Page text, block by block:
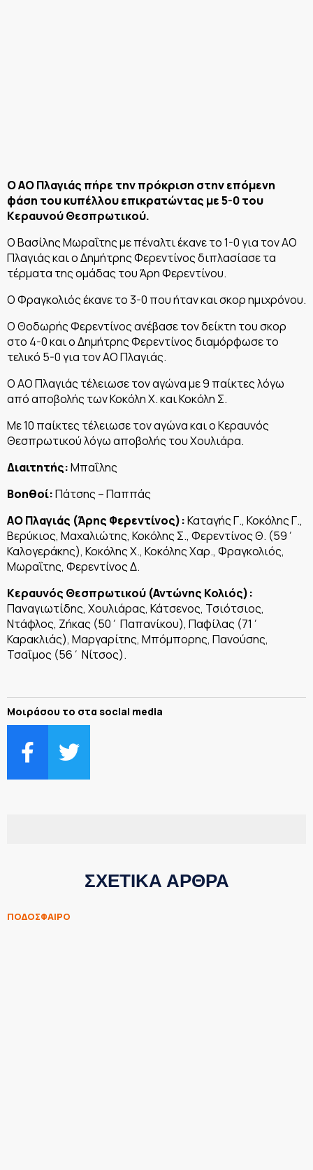
Ο ΑΟ Πλαγιάς πήρε την πρόκριση στην επόμενη
φάση του κυπέλλου επικρατώντας με 5-0 του
Κεραυνού Θεσπρωτικού.
Ο Βασίλης Μωραΐτης με πέναλτι έκανε το 1-0 για τον ΑΟ
Πλαγιάς και ο Δημήτρης Φερεντίνος διπλασίασε τα
τέρματα της ομάδας του Άρη Φερεντίνου.
Ο Φραγκολιός έκανε το 3-0 που ήταν και σκορ ημιχρόνου.
Ο Θοδωρής Φερεντίνος ανέβασε τον δείκτη του σκορ
στο 4-0 και ο Δημήτρης Φερεντίνος διαμόρφωσε το
τελικό 5-0 για τον ΑΟ Πλαγιάς.
Ο ΑΟ Πλαγιάς τέλειωσε τον αγώνα με 9 παίκτες λόγω
από αποβολής των Κοκόλη Χ. και Κοκόλη Σ.
Με 10 παίκτες τέλειωσε τον αγώνα και ο Κεραυνός
Θεσπρωτικού λόγω αποβολής του Χουλιάρα.
Διαιτητής:Μπαΐλης
Βοηθοί:Πάτσης – Παππάς
ΑΟ Πλαγιάς (Άρης Φερεντίνος):Καταγής Γ., Κοκόλης Γ.,
Βερύκιος, Μαχαλιώτης, Κοκόλης Σ., Φερεντίνος Θ. (59΄
Καλογεράκης), Κοκόλης Χ., Κοκόλης Χαρ., Φραγκολιός,
Μωραΐτης, Φερεντίνος Δ.
Κεραυνός Θεσπρωτικού (Αντώνης Κολιός):
Παναγιωτίδης, Χουλιάρας, Κάτσενος, Τσιότσιος,
Ντάφλος, Ζήκας (50΄ Παπανίκου), Παφίλας (71΄
Καρακλιάς), Μαργαρίτης, Μπόμπορης, Πανούσης,
Τσαΐμος (56΄ Νίτσος).
Μοιράσου το στα social media
ΣΧΕΤΙΚΑ ΑΡΘΡΑ
ΠΟΔΟΣΦΑΙΡΟ